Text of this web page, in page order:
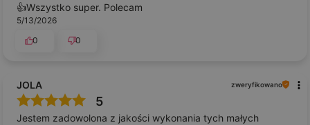
👍️Wszystko super. Polecam
5/13/2026
0
0
JOLA zweryfikowano
5
Jestem zadowolona z jakości wykonania tych małych